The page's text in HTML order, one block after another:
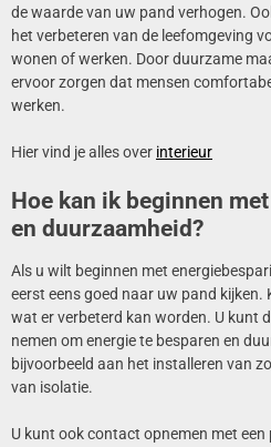
de waarde van uw pand verhogen.
het verbeteren van de leefomgeving
wonen of werken. Door duurzame
ervoor zorgen dat mensen
werken.
Hier vind je alles over interieur
Hoe kan ik beginnen
en duurzaamheid?
Als u wilt beginnen met
eerst eens goed naar uw pand kijken.
wat er verbeterd kan worden. U kunt
nemen om energie te besparen en
bijvoorbeeld aan het installeren van
van isolatie.
U kunt ook contact opnemen met